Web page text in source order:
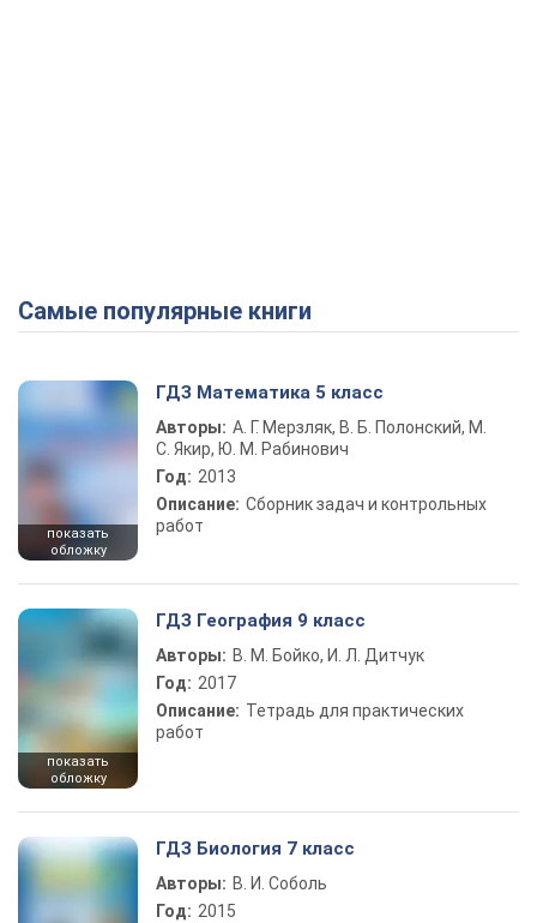
Самые популярные книги
показать
обложку
ГДЗ Математика 5 класс
Авторы: А. Г. Мерзляк, В. Б. Полонский, М.
С. Якир, Ю. М. Рабинович
Год: 2013
Описание: Сборник задач и контрольных
работ
показать
обложку
ГДЗ География 9 класс
Авторы: В. М. Бойко, И. Л. Дитчук
Год: 2017
Описание: Тетрадь для практических
работ
ГДЗ Биология 7 класс
Авторы: В. И. Соболь
Год: 2015